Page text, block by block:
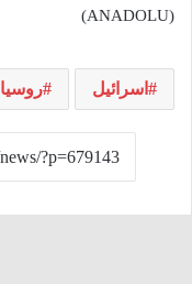
(ANADOLU)
اسرائيل روسيا